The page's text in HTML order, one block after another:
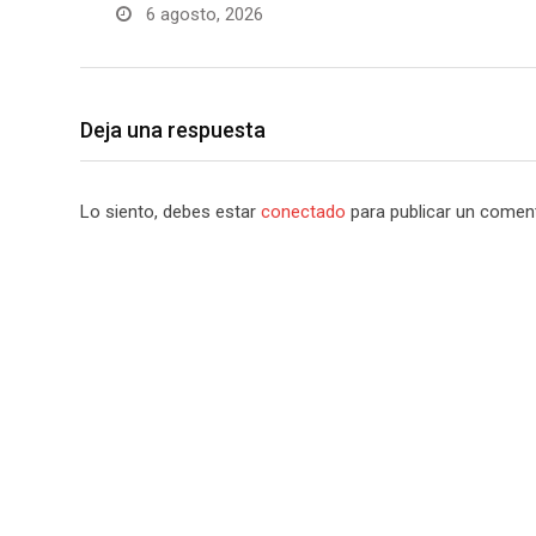
6 agosto, 2026
Deja una respuesta
Lo siento, debes estar conectado para publicar un